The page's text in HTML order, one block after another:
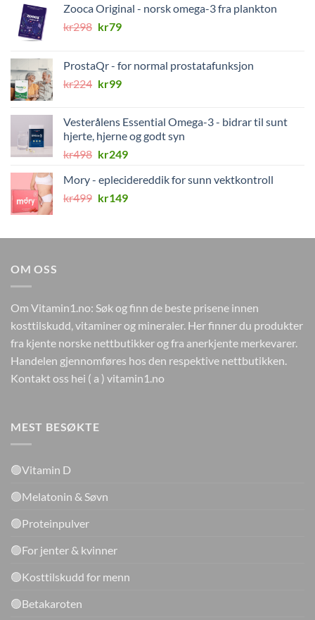
Zooca Original - norsk omega-3 fra plankton
kr298 Opprinnelig
kr298.
kr79Nåværende
kr79.
ProstaQr - for normal prostatafunksjon
kr224 Opprinnelig
kr224.
kr99Nåværende
kr99.
Vesterålens Essential Omega-3 - bidrar til sunt
hjerte, hjerne og godt syn
kr498 Opprinnelig
var:
kr498.
kr249Nåværende
er:
kr249.
Mory - eplecidereddik for sunn vektkontroll
kr499 Opprinnelig
kr499.
kr149Nåværende
kr149.
OM OSS
Om Vitamin1.no: Søk og finn de beste prisene innen
kosttilskudd, vitaminer og mineraler. Her finner du produkter
fra kjente norske nettbutikker og fra anerkjente merkevarer.
Handelen gjennomføres hos den respektive nettbutikken.
Kontakt oss hei ( a ) vitamin1.no
MEST BESØKTE
🟢Vitamin D
🟢Melatonin & Søvn
🟢Proteinpulver
🟢For jenter & kvinner
🟢Kosttilskudd for menn
🟢Betakaroten